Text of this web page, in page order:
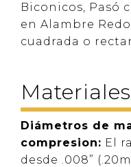
Biconicos, Pasó
en Alambre
cuadrada o
Diámetros de
compresion: El
desde .008”